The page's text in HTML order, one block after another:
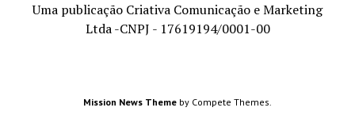
Uma publicação Criativa Comunicação e Marketing
Ltda -CNPJ - 17619194/0001-00
Mission News Theme by Compete Themes.